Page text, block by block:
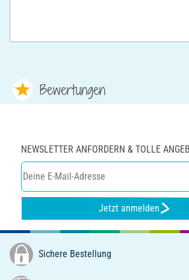
Bewertungen
NEWSLETTER ANFORDERN & TOLLE
Jetzt anmelden
Sichere Bestellung